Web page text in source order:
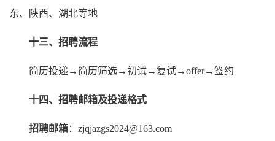
东、陕西、湖北等地
十三、 招聘流程
简历投递→简历筛选→初试→复试→offer→签约
十四、招聘邮箱及投递格式
招聘邮箱：zjqjazgs2024@163.com